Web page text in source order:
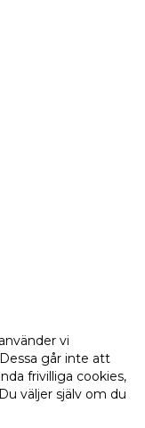
vi
går inte att
frivilliga cookies,
väljer själv om du